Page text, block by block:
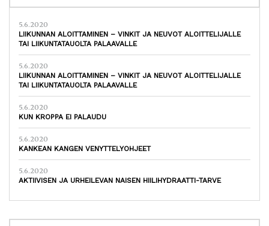
5.6.2020
LIIKUNNAN ALOITTAMINEN – VINKIT JA NEUVOT ALOITTELIJALLE
TAI LIIKUNTATAUOLTA PALAAVALLE
5.6.2020
LIIKUNNAN ALOITTAMINEN – VINKIT JA NEUVOT ALOITTELIJALLE
TAI LIIKUNTATAUOLTA PALAAVALLE
5.6.2020
KUN KROPPA EI PALAUDU
5.6.2020
KANKEAN KANGEN VENYTTELYOHJEET
5.6.2020
AKTIIVISEN JA URHEILEVAN NAISEN HIILIHYDRAATTI-TARVE